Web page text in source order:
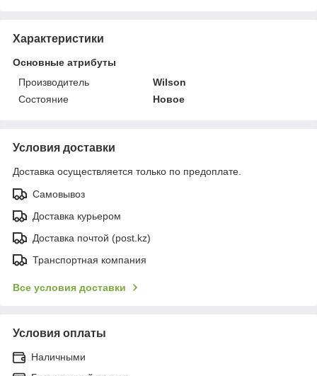
Характеристики
Основные атрибуты
Производитель
Wilson
Состояние
Новое
Условия доставки
Доставка осуществляется только по предоплате.
Самовывоз
Доставка курьером
Доставка почтой (post.kz)
Транспортная компания
Все условия доставки
Условия оплаты
Наличными